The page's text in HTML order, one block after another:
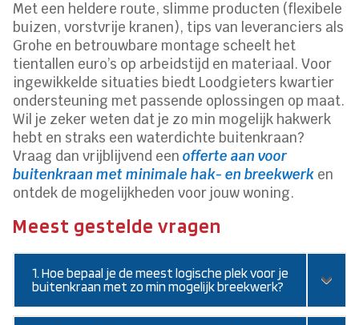
Met een heldere route, slimme producten (flexibele
buizen, vorstvrije kranen), tips van leveranciers als
Grohe en betrouwbare montage scheelt het
tientallen euro’s op arbeidstijd en materiaal. Voor
ingewikkelde situaties biedt Loodgieters kwartier
ondersteuning met passende oplossingen op maat.
Wil je zeker weten dat je zo min mogelijk hakwerk
hebt en straks een waterdichte buitenkraan?
Vraag dan vrijblijvend eenofferte aan voor
buitenkraan met minimale hak- en breekwerk en
ontdek de mogelijkheden voor jouw woning.
Meest gestelde vragen
1. Hoe bepaal je de meest logische plek voor je
buitenkraan met zo min mogelijk breekwerk?